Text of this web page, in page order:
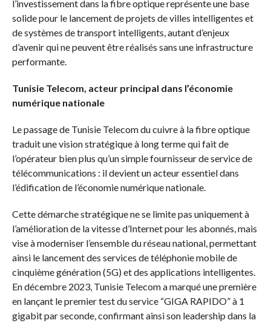
l’investissement dans la fibre optique représente une base
solide pour le lancement de projets de villes intelligentes et
de systèmes de transport intelligents, autant d’enjeux
d’avenir qui ne peuvent être réalisés sans une infrastructure
performante.
Tunisie Telecom, acteur principal dans l’économie
numérique nationale
Le passage de Tunisie Telecom du cuivre à la fibre optique
traduit une vision stratégique à long terme qui fait de
l’opérateur bien plus qu’un simple fournisseur de service de
télécommunications : il devient un acteur essentiel dans
l’édification de l’économie numérique nationale.
Cette démarche stratégique ne se limite pas uniquement à
l’amélioration de la vitesse d’Internet pour les abonnés, mais
vise à moderniser l’ensemble du réseau national, permettant
ainsi le lancement des services de téléphonie mobile de
cinquième génération (5G) et des applications intelligentes.
En décembre 2023, Tunisie Telecom a marqué une première
en lançant le premier test du service “GIGA RAPIDO” à 1
gigabit par seconde, confirmant ainsi son leadership dans la